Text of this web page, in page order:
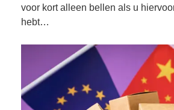
voor kort alleen bellen als u
hebt…